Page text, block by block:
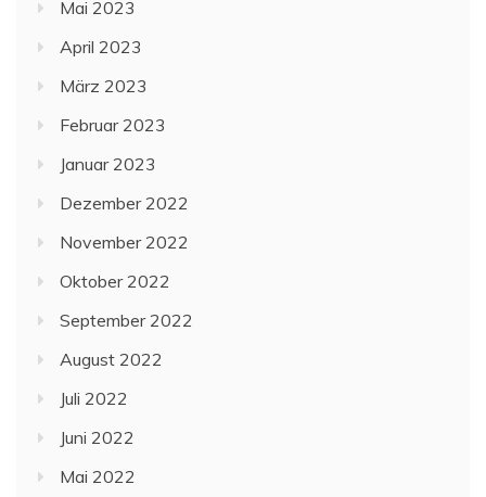
Mai 2023
April 2023
März 2023
Februar 2023
Januar 2023
Dezember 2022
November 2022
Oktober 2022
September 2022
August 2022
Juli 2022
Juni 2022
Mai 2022